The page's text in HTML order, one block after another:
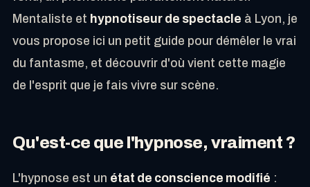
Mentaliste et hypnotiseur de spectacle à Lyon, je
vous propose ici un petit guide pour démêler le vrai
du fantasme, et découvrir d'où vient cette magie
de l'esprit que je fais vivre sur scène.
Qu'est-ce que l'hypnose, vraiment ?
L'hypnose est un état de conscience modifié :